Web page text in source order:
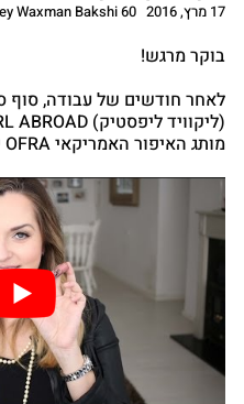
17 מרץ, 2016 Waxman Bakshi60 תגובות
בוקר מרגש!
לאחר חודשים של עבודה, סוף
(ליקוויד ליפסטיק) ABROAD
מותג האיפור האמריקאי OFRA יצא למכירה!